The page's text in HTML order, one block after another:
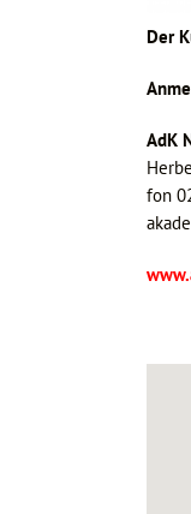
Der
AdK
fon